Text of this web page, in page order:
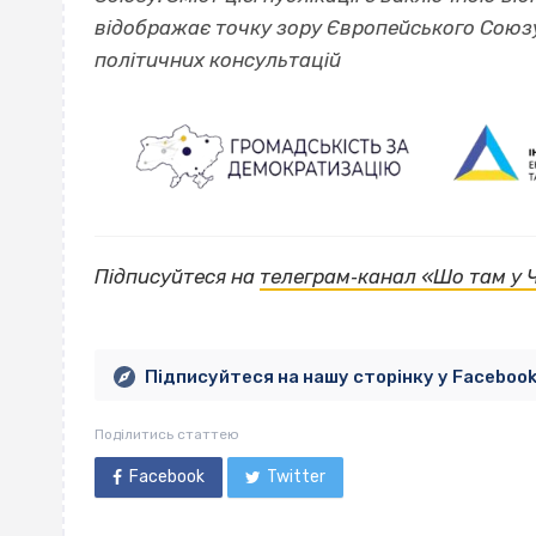
відображає точку зору Європейського
політичних консультацій
Підписуйтеся на телеграм‐канал «Шо там у
Підписуйтеся на нашу сторінку у Facebook
Поділитись статтею
Facebook Twitter